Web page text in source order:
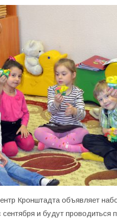
Кронштадта объявляет
сентября и будут